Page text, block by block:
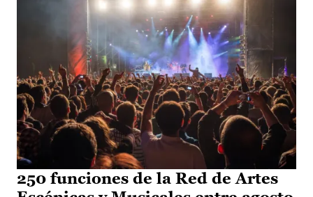
250 funciones de la Red de Artes